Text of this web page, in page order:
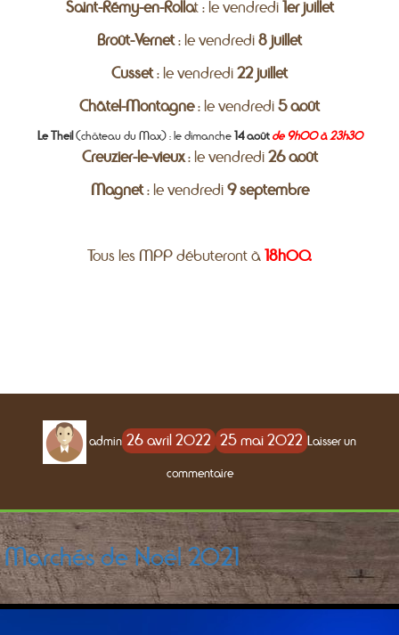
Saint-Rémy-en-Rollat : le vendredi 1er juillet
Broût-Vernet: le vendredi 8 juillet
Cusset: le vendredi 22 juillet
Châtel-Montagne: le vendredi 5 août
Le Theil (château du Max) : le dimanche 14 août de 9h00 à 23h30
Creuzier-le-vieux: le vendredi 26 août
Magnet: le vendredi 9 septembre
Tous les MPP débuteront à 18h00.
admin
Publié
le26 avril 2022 25 mai 2022 Laisser un
commentairesur
marchés
de
producteurs
2022
Marchés de Noël 2021